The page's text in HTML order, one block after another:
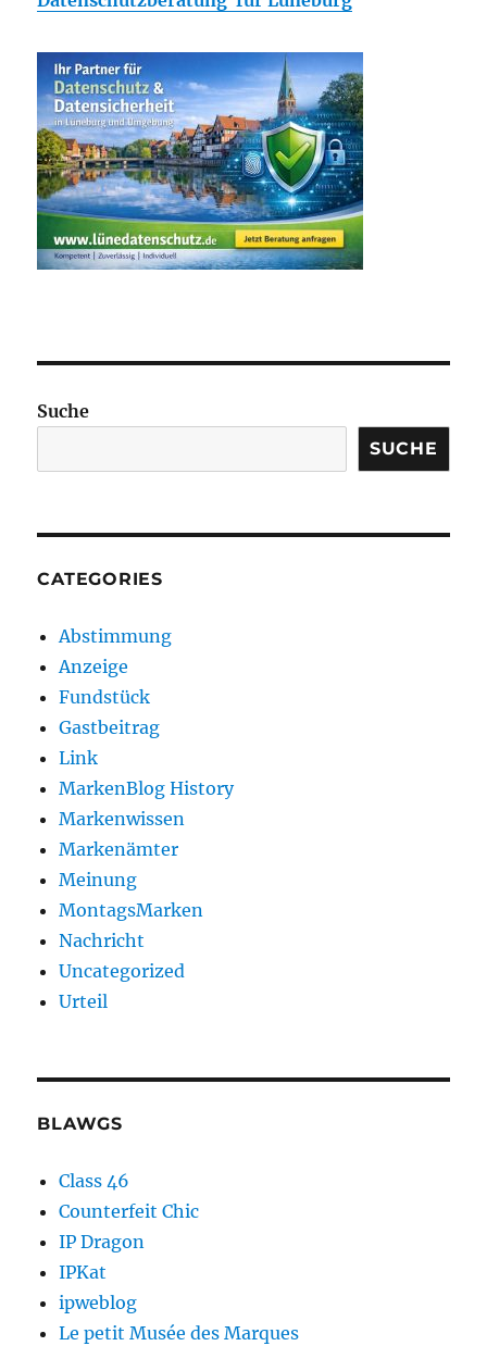
Suche
SUCHE
CATEGORIES
Abstimmung
Anzeige
Fundstück
Gastbeitrag
Link
MarkenBlog History
Markenwissen
Markenämter
Meinung
MontagsMarken
Nachricht
Uncategorized
Urteil
BLAWGS
Class 46
Counterfeit Chic
IP Dragon
IPKat
ipweblog
Le petit Musée des Marques